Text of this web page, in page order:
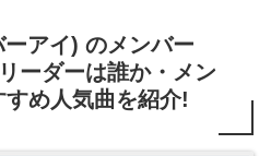
アイ) のメンバー
ーダーは誰か・メン
め人気曲を紹介!